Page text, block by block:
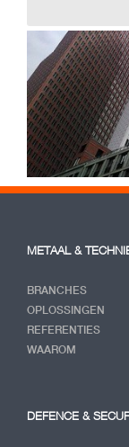
METAAL &
BRANCHES
OPLOSSINGEN
REFERENTIES
WAAROM
DEFENCE &